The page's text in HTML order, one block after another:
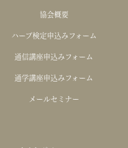
協会概要
ハーブ検定申込みフォーム
通信講座申込みフォーム
通学講座申込みフォーム
メールセミナー